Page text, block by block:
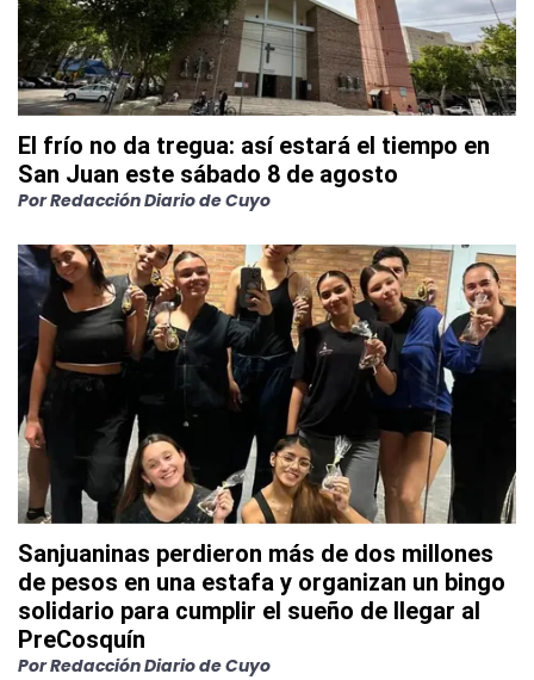
El frío no da tregua: así estará el tiempo en
San Juan este sábado 8 de agosto
PorRedacción Diario de Cuyo
Sanjuaninas perdieron más de dos millones
de pesos en una estafa y organizan un bingo
solidario para cumplir el sueño de llegar al
PreCosquín
PorRedacción Diario de Cuyo